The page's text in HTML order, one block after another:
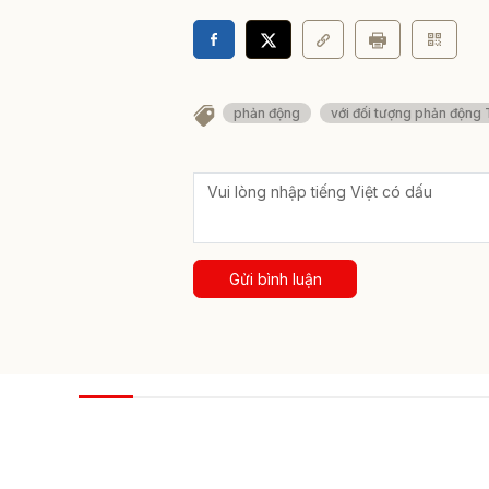
phản động với đối tượng phản động
Gửi bình luận